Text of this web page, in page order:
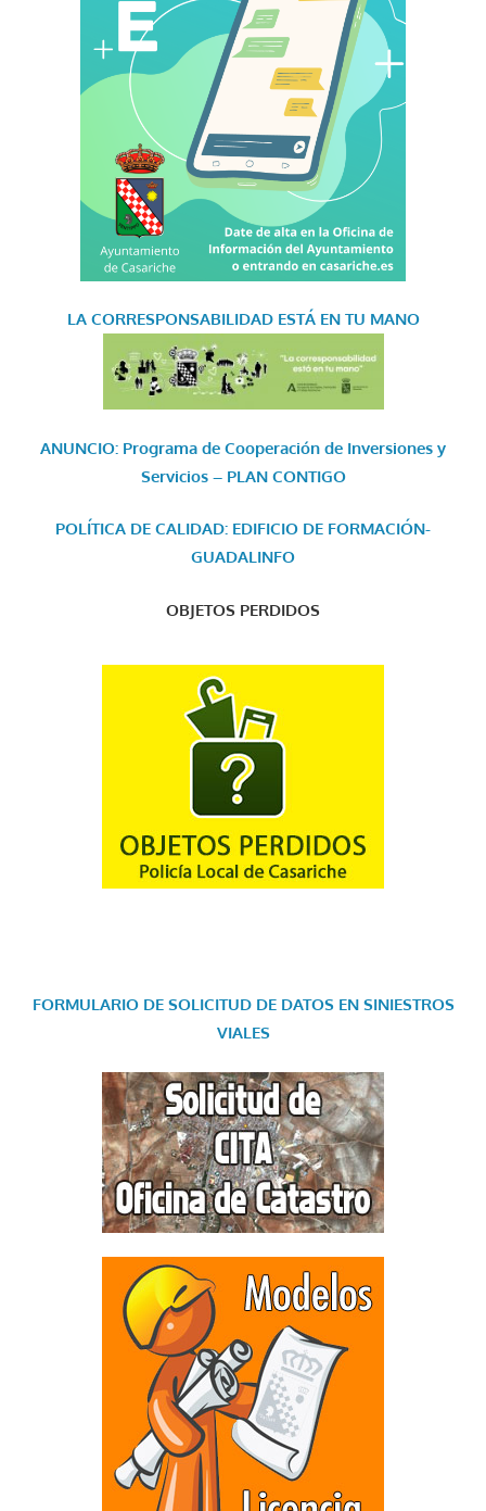
LA CORRESPONSABILIDAD ESTÁ EN TU MANO
ANUNCIO: Programa de Cooperación de Inversiones y
Servicios – PLAN CONTIGO
POLÍTICA DE CALIDAD: EDIFICIO DE FORMACIÓN-
GUADALINFO
OBJETOS PERDIDOS
FORMULARIO DE SOLICITUD DE DATOS EN SINIESTROS
VIALES